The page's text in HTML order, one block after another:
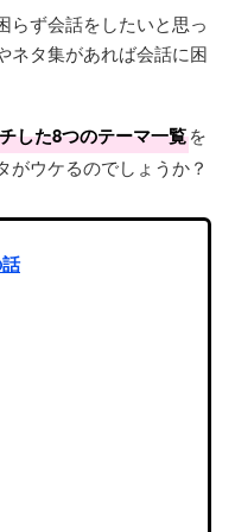
らず会話をしたいと思っ
ネタ集があれば会話に困
した8つのテーマ一覧を
がウケるのでしょうか？